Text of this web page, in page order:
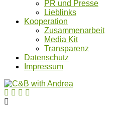
PR und Presse
Lieblinks
Kooperation
Zusammenarbeit
Media Kit
Transparenz
Datenschutz
Impressum